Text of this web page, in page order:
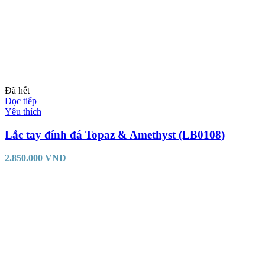
Đã hết
Đọc tiếp
Yêu thích
Lắc tay đính đá Topaz & Amethyst (LB0108)
2.850.000 VND